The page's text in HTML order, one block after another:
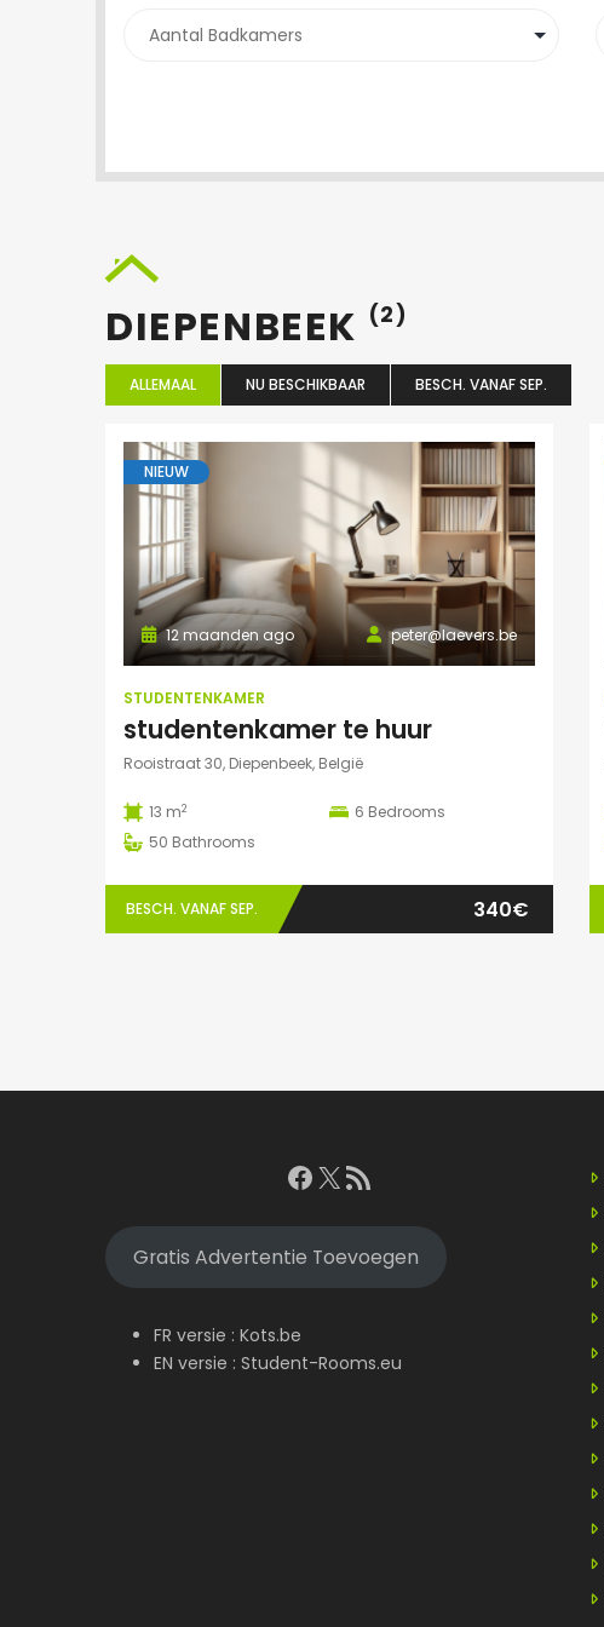
DIEPENBEEK (2)
ALLEMAAL NU BESCHIKBAAR BESCH. VANAF SEP.
NIEUW
peter@laevers.be
12 maanden ago
STUDENTENKAMER
studentenkamer te huur
Rooistraat 30, Diepenbeek, België
13 m2 6 Bedrooms
50 Bathrooms
BESCH. VANAF SEP. 340€
Facebook
X RSS feed
Gratis Advertentie Toevoegen
FR versie : Kots.be
EN versie : Student-Rooms.eu